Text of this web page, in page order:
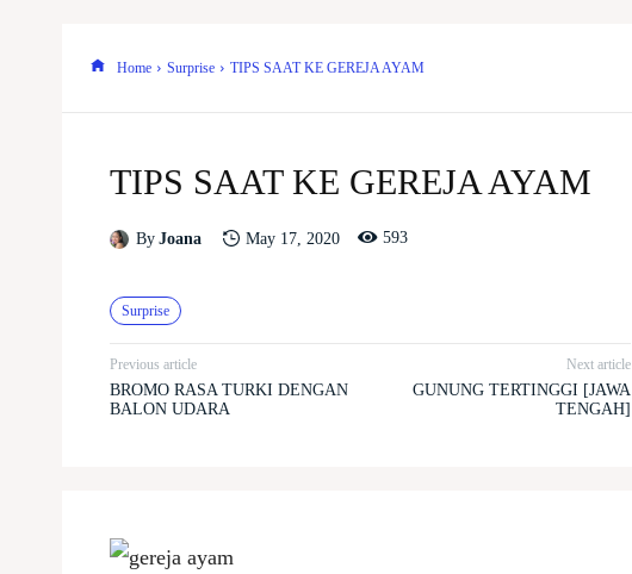
Home Surprise TIPS SAAT KE GEREJA AYAM
TIPS SAAT KE GEREJA AYAM
By Joana May 17, 2020 593
Surprise
Previous article
BROMO RASA TURKI DENGAN
BALON UDARA
Next article
GUNUNG TERTINGGI [JAWA
TENGAH]